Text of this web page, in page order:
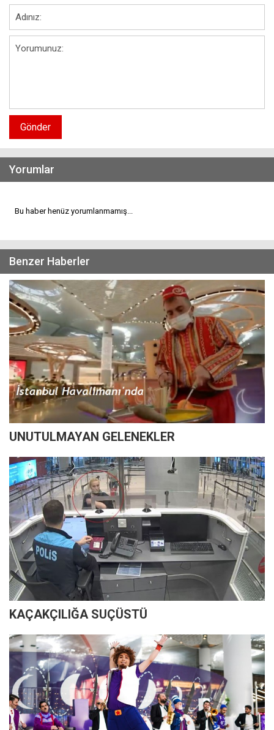
Gönder
Yorumlar
Bu haber henüz yorumlanmamış...
Benzer Haberler
UNUTULMAYAN GELENEKLER
KAÇAKÇILIĞA SUÇÜSTÜ